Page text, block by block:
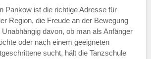
Pankow ist die richtige Adresse für
Region, die Freude an der Bewegung
davon, ob man als Anfänger
oder nach einem geeigneten
sucht, hält die Tanzschule